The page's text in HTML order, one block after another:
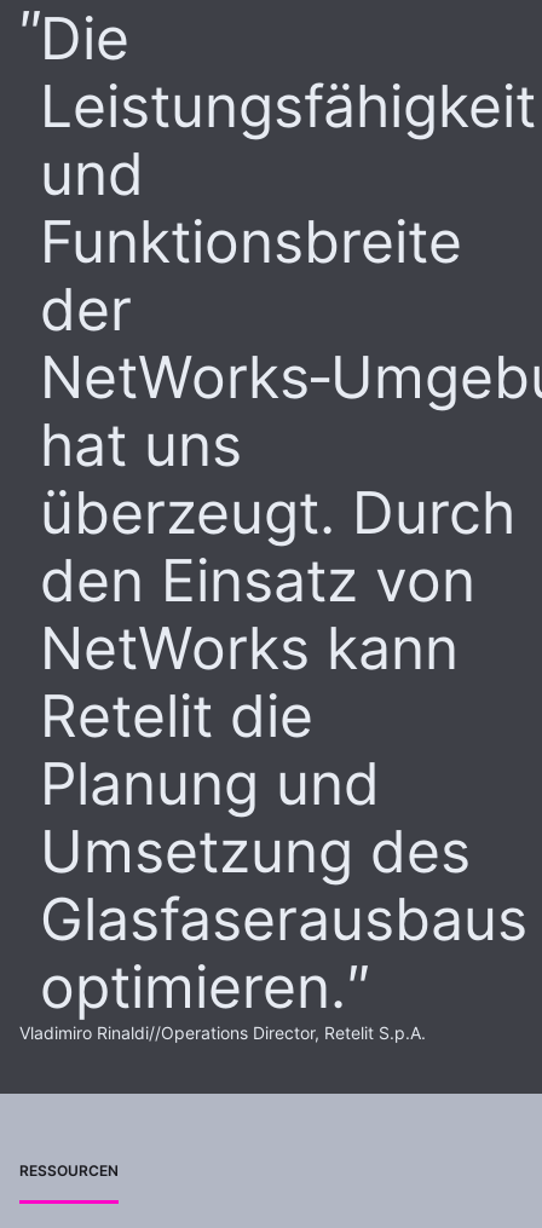
Die
Leistungsfähigkeit
und
Funktionsbreite
der
hat uns
überzeugt. Durch
den Einsatz von
NetWorks kann
Retelit die
Planung und
Umsetzung des
Glasfaserausbaus
optimieren.
Vladimiro Rinaldi//Operations Director, Retelit S.p.A.
RESSOURCEN